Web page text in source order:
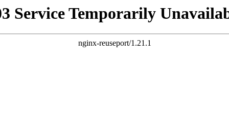
Service Temporarily
nginx-reuseport/1.21.1